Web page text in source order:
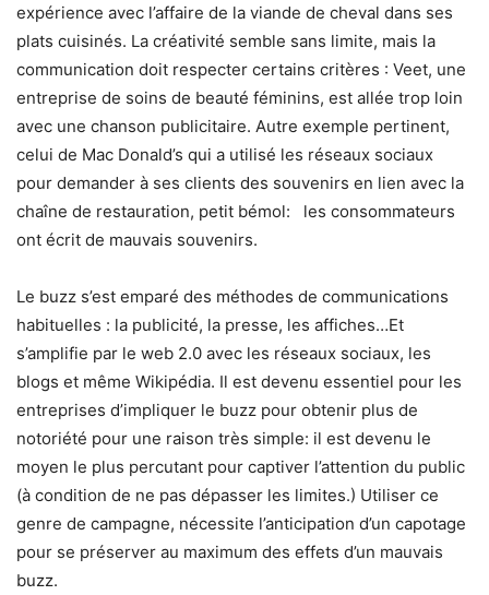
expérience avec l’affaire de la viande de cheval dans ses
plats cuisinés. La créativité semble sans limite, mais la
communication doit respecter certains critères : Veet, une
entreprise de soins de beauté féminins, est allée trop loin
avec une chanson publicitaire. Autre exemple pertinent,
celui de Mac Donald’s qui a utilisé les réseaux sociaux
pour demander à ses clients des souvenirs en lien avec la
chaîne de restauration, petit bémol: les consommateurs
ont écrit de mauvais souvenirs.
Le buzz s’est emparé des méthodes de communications
habituelles : la publicité, la presse, les affiches…Et
s’amplifie par le web 2.0 avec les réseaux sociaux, les
blogs et même Wikipédia. Il est devenu essentiel pour les
entreprises d’impliquer le buzz pour obtenir plus de
notoriété pour une raison très simple: il est devenu le
moyen le plus percutant pour captiver l’attention du public
(à condition de ne pas dépasser les limites.) Utiliser ce
genre de campagne, nécessite l’anticipation d’un capotage
pour se préserver au maximum des effets d’un mauvais
buzz.